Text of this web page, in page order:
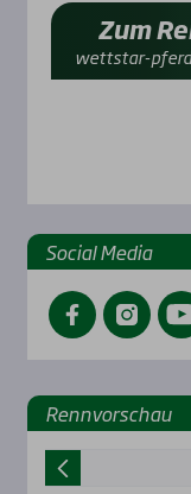
Zum
wettstar-
Social Media
FacebookInstagram
Renn­vor­schau